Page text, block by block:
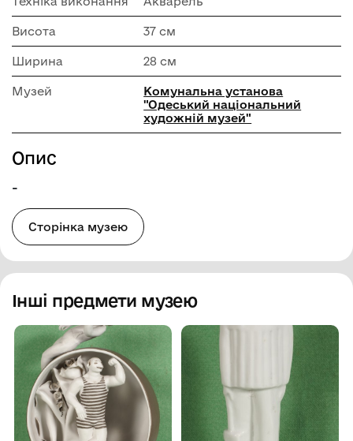
Висота 37 см
Ширина 28 см
Музей
Комунальна установа
"Одеський національний
художній музей"
Опис
-
Сторінка музею
Інші предмети музею